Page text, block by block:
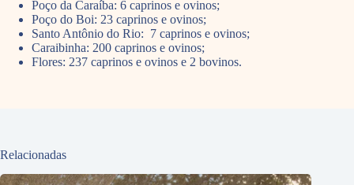
Poço da Caraíba: 6 caprinos e ovinos;
Poço do Boi: 23 caprinos e ovinos;
Santo Antônio do Rio: 7 caprinos e ovinos;
Caraibinha: 200 caprinos e ovinos;
Flores: 237 caprinos e ovinos e 2 bovinos.
Relacionadas